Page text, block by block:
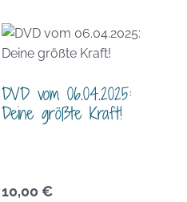
DVD vom 06.04.2025:
Deine größte Kraft!
10,00 €